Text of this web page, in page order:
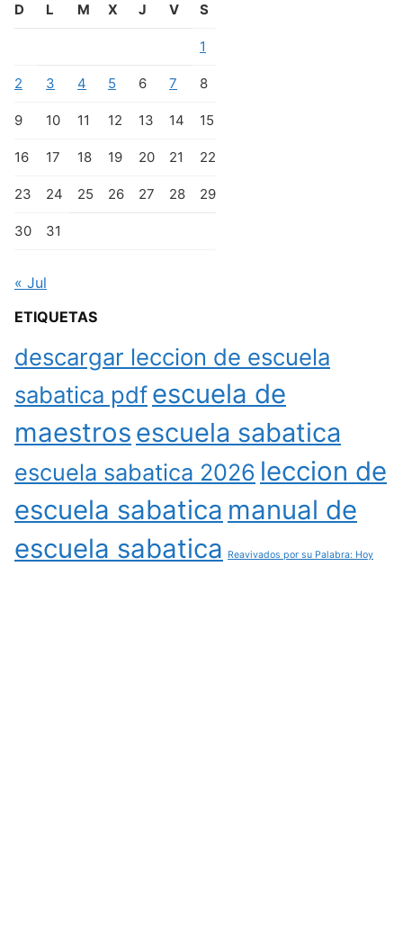
D L M X J V S
1
2 3 4 5 6 7 8
9 10 11 12 13 14 15
16 17 18 19 20 21 22
23 24 25 26 27 28 29
30 31
« Jul
ETIQUETAS
descargar leccion de escuela
sabatica pdfescuela de
maestros escuela sabatica
escuela sabatica 2026 leccion de
escuela sabatica manual de
escuela sabatica
Reavivados por su Palabra: Hoy